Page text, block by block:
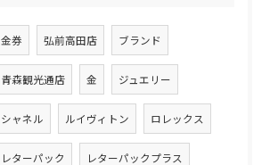
金券 弘前高田店 ブランド
青森観光通店 金 ジュエリー
シャネル ルイヴィトン ロレックス
レターパック レターパックプラス